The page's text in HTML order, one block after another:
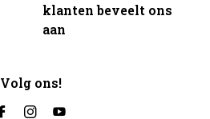
klanten beveelt ons
aan
Volg ons!